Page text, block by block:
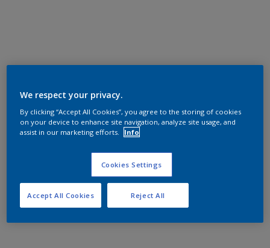
We respect your privacy.
By clicking “Accept All Cookies”, you agree to the storing of cookies
on your device to enhance site navigation, analyze site usage, and
assist in our marketing efforts.
Info
Cookies Settings
Reject All
Accept All Cookies